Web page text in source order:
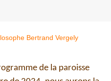
de la paroisse